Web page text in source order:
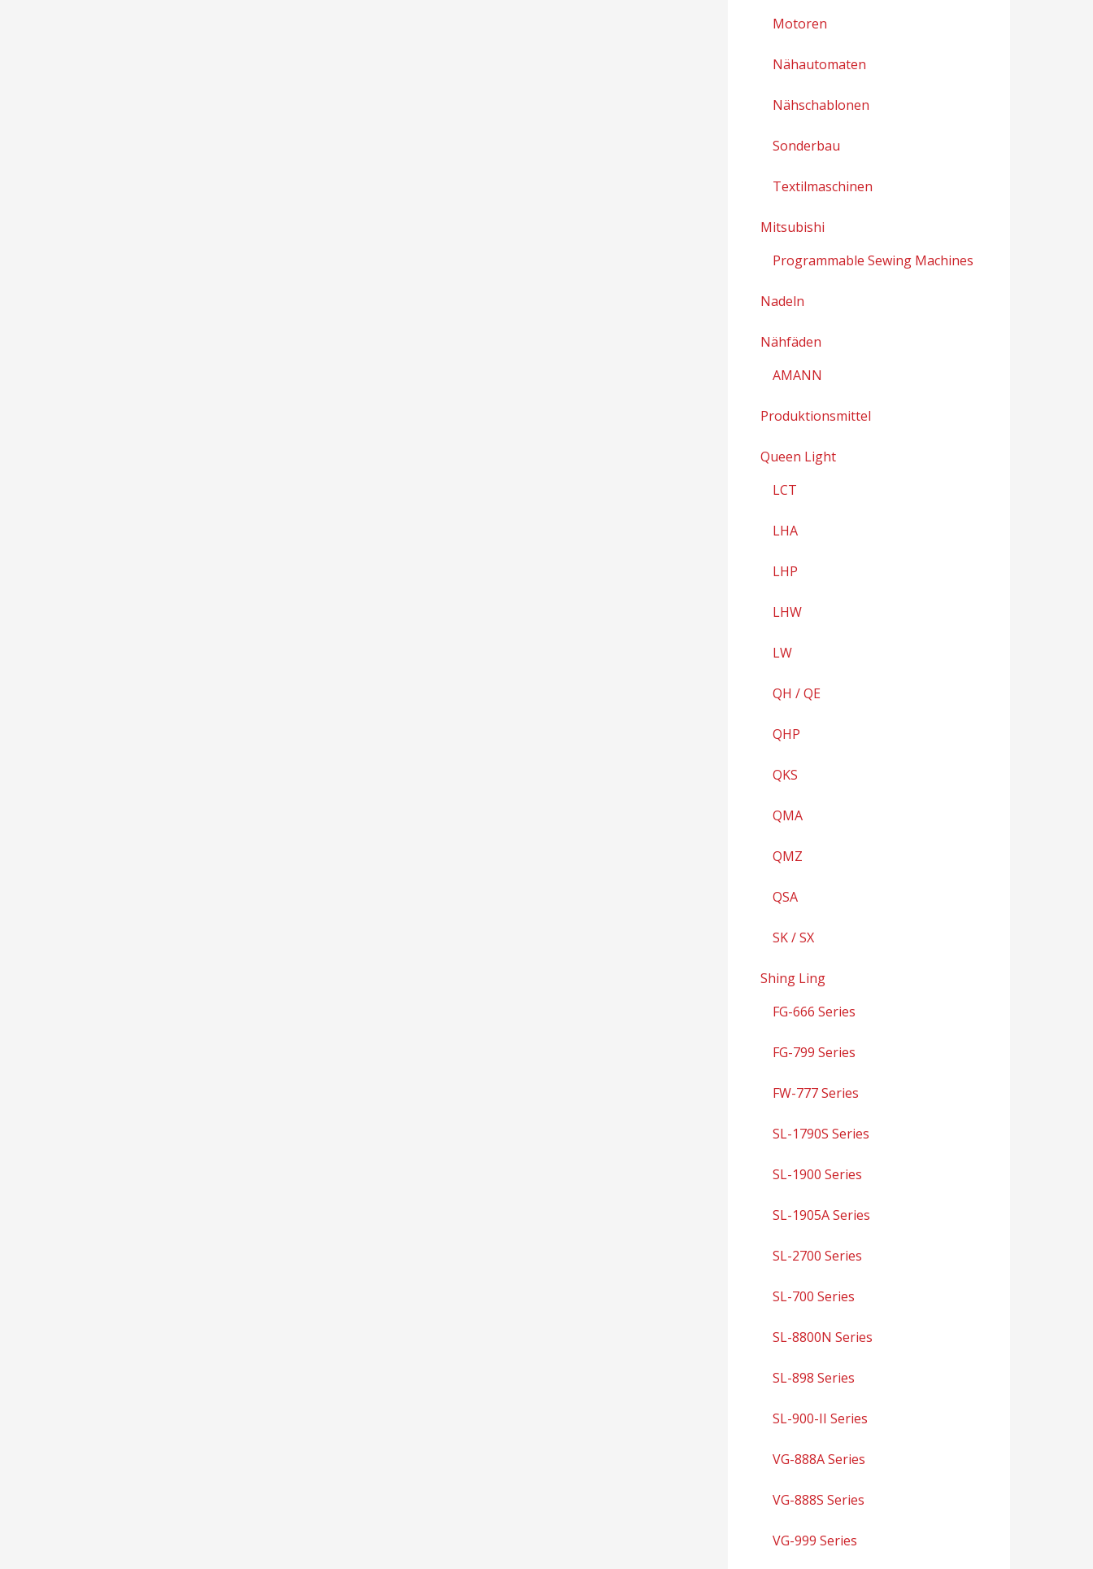
Motoren
Nähautomaten
Nähschablonen
Sonderbau
Textilmaschinen
Mitsubishi
Programmable Sewing Machines
Nadeln
Nähfäden
AMANN
Produktionsmittel
Queen Light
LCT
LHA
LHP
LHW
LW
QH / QE
QHP
QKS
QMA
QMZ
QSA
SK / SX
Shing Ling
FG-666 Series
FG-799 Series
FW-777 Series
SL-1790S Series
SL-1900 Series
SL-1905A Series
SL-2700 Series
SL-700 Series
SL-8800N Series
SL-898 Series
SL-900-II Series
VG-888A Series
VG-888S Series
VG-999 Series